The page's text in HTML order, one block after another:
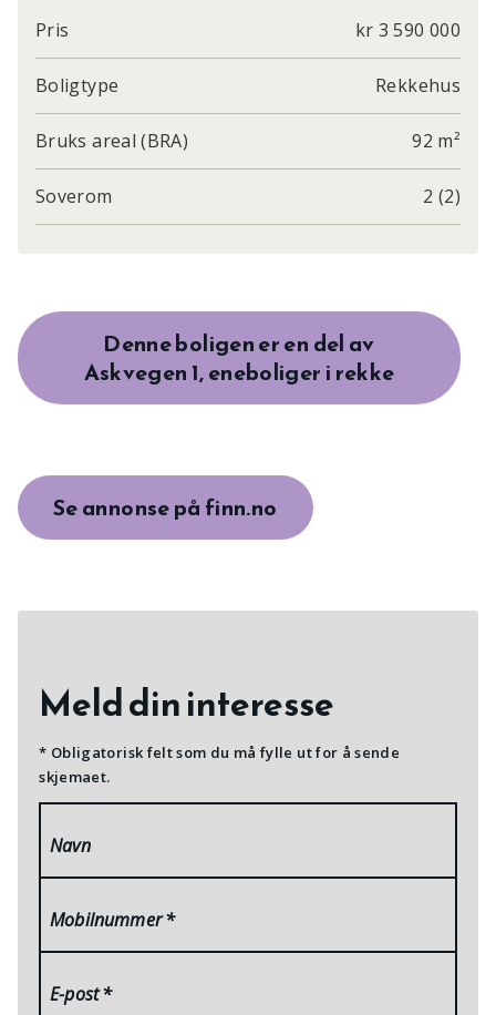
Pris kr 3 590 000
Boligtype Rekkehus
Bruks areal (BRA) 92 m²
Soverom 2 (2)
Denne boligen er en del av
Askvegen 1, eneboliger i rekke
Se annonse på finn.no
Meld din interesse
* Obligatorisk felt som du må fylle ut for å sende
skjemaet.
Navn
Mobilnummer*
E-post*